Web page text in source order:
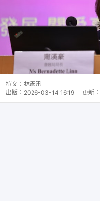
撰文： 林彥汛
出版： 2026-03-14 16:19 更新：